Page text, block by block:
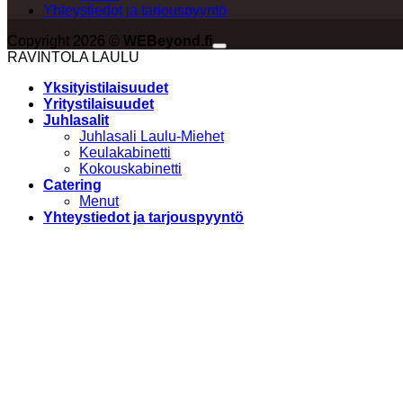
Yhteystiedot ja tarjouspyyntö
Copyright 2026 © WEBeyond.fi
RAVINTOLA LAULU
Yksityistilaisuudet
Yritystilaisuudet
Juhlasalit
Juhlasali Laulu-Miehet
Keulakabinetti
Kokouskabinetti
Catering
Menut
Yhteystiedot ja tarjouspyyntö